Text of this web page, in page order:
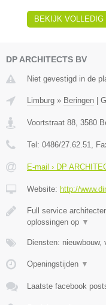
BEKIJK VOLLEDIG
DP ARCHITECTS BV
Niet gevestigd in de
Limburg » Beringen
Voortstraat 88, 3580
Tel: 0486/27.62.51,
E-mail › DP
Website: http://
Full service
oplossingen op ▼
Diensten: nieuwbouw,
Openingstijden ▼
Laatste facebook